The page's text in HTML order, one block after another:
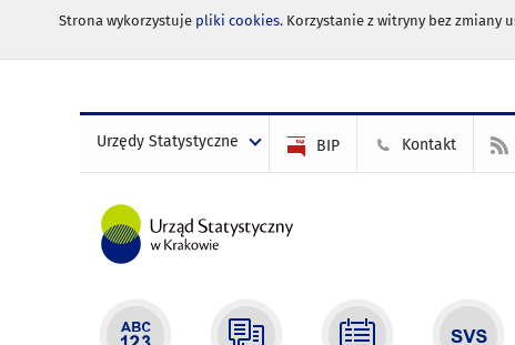
Strona wykorzystuje pliki cookies. Korzystanie z witryny bez zmiany
Urzędy Statystyczne BIP Kontakt